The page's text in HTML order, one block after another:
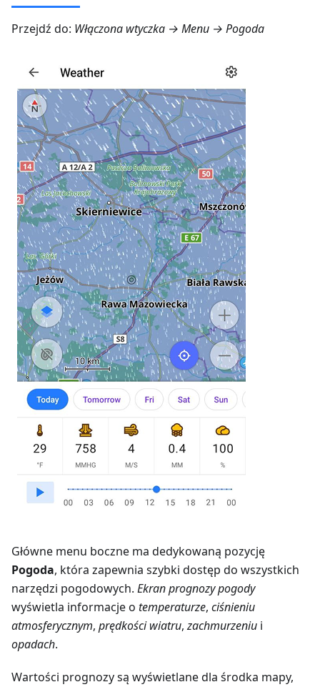
Przejdź do: Włączona wtyczka → Menu → Pogoda
Główne menu boczne ma dedykowaną pozycję
Pogoda, która zapewnia szybki dostęp do wszystkich
narzędzi pogodowych. Ekran prognozy pogody
wyświetla informacje o temperaturze, ciśnieniu
atmosferycznym, prędkości wiatru,zachmurzeniu i
opadach.
Wartości prognozy są wyświetlane dla środka mapy,